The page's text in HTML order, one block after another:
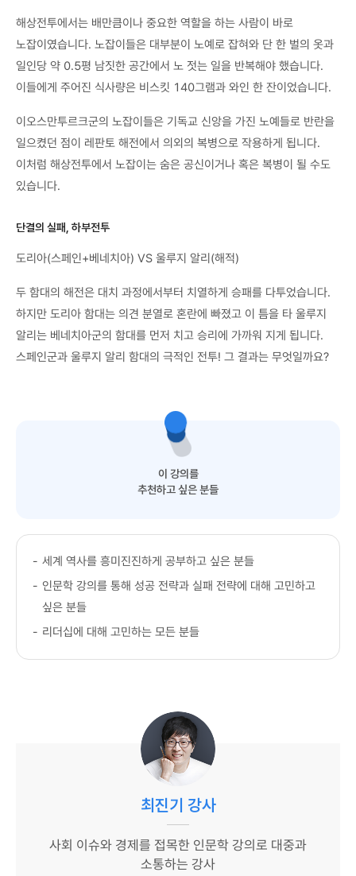
해상전투에서는 배만큼이나 중요한 역할을 하는 사람이 바로
노잡이였습니다. 노잡이들은 대부분이 노예로 잡혀와 단 한 벌의 옷과
일인당 약 0.5평 남짓한 공간에서 노 젓는 일을 반복해야 했습니다.
이들에게 주어진 식사량은 비스킷 140그램과 와인 한 잔이었습니다.
이오스만투르크군의 노잡이들은 기독교 신앙을 가진 노예들로 반란을
일으켰던 점이 레판토 해전에서 의외의 복병으로 작용하게 됩니다.
이처럼 해상전투에서 노잡이는 숨은 공신이거나 혹은 복병이 될 수도
있습니다.
단결의 실패, 하부전투
도리아(스페인+베네치아) VS 울루지 알리(해적)
두 함대의 해전은 대치 과정에서부터 치열하게 승패를 다투었습니다.
하지만 도리아 함대는 의견 분열로 혼란에 빠졌고 이 틈을 타 울루지
알리는 베네치아군의 함대를 먼저 치고 승리에 가까워 지게 됩니다.
스페인군과 울루지 알리 함대의 극적인 전투! 그 결과는 무엇일까요?
이 강의를
추천하고 싶은 분들
- 세계 역사를 흥미진진하게 공부하고 싶은 분들
- 인문학 강의를 통해 성공 전략과 실패 전략에 대해 고민하고
싶은 분들
- 리더십에 대해 고민하는 모든 분들
최진기 강사
사회 이슈와 경제를 접목한 인문학 강의로 대중과
소통하는 강사